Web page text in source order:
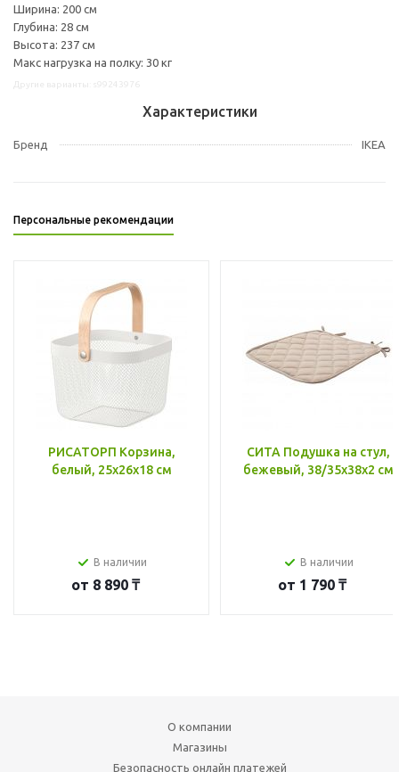
Ширина: 200 см
Глубина: 28 см
Высота: 237 см
Макс нагрузка на полку: 30 кг
Характеристики
Бренд IKEA
Персональные рекомендации
РИСАТОРП Корзина,
белый, 25x26x18 см
В наличии
от 8 890 ₸
СИТА Подушка на стул,
бежевый, 38/35x38x2 см
В наличии
от 1 790 ₸
О компании
Магазины
Безопасность онлайн платежей